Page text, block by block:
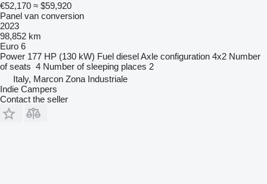
€52,170 ≈ $59,920
Panel van conversion
2023
98,852 km
Euro 6
Power 177 HP (130 kW) Fuel dieselAxle configuration 4x2 Number
of seats 4 Number of sleeping places 2
Italy, Marcon Zona Industriale
Indie Campers
Contact the seller